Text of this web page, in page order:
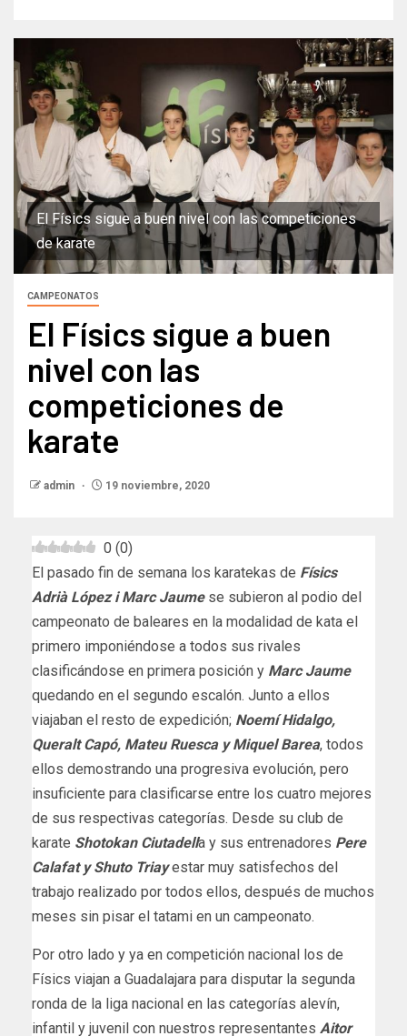
El Físics sigue a buen nivel con las competiciones
de karate
CAMPEONATOS
El Físics sigue a buen
nivel con las
competiciones de
karate
admin 19 noviembre, 2020
0 (0)
El pasado fin de semana los karatekas de Físics
Adrià López i Marc Jaumese subieron al podio del
campeonato de baleares en la modalidad de kata el
primero imponiéndose a todos sus rivales
clasificándose en primera posición y Marc Jaume
quedando en el segundo escalón. Junto a ellos
viajaban el resto de expedición; Noemí Hidalgo,
Queralt Capó, Mateu Ruesca y Miquel Barea, todos
ellos demostrando una progresiva evolución, pero
insuficiente para clasificarse entre los cuatro mejores
de sus respectivas categorías. Desde su club de
karate Shotokan Ciutadella y sus entrenadores Pere
Calafat y Shuto Triayestar muy satisfechos del
trabajo realizado por todos ellos, después de muchos
meses sin pisar el tatami en un campeonato.
Por otro lado y ya en competición nacional los de
Físics viajan a Guadalajara para disputar la segunda
ronda de la liga nacional en las categorías alevín,
infantil y juvenil con nuestros representantes Aitor